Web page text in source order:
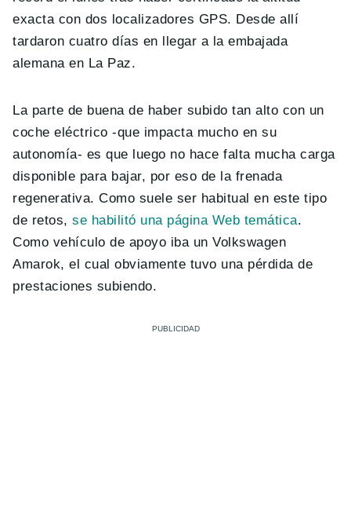
exacta con dos localizadores GPS. Desde allí
tardaron cuatro días en llegar a la embajada
alemana en La Paz.
La parte de buena de haber subido tan alto con un
coche eléctrico -que impacta mucho en su
autonomía- es que luego no hace falta mucha carga
disponible para bajar, por eso de la frenada
regenerativa. Como suele ser habitual en este tipo
de retos,se habilitó una página Web temática.
Como vehículo de apoyo iba un Volkswagen
Amarok, el cual obviamente tuvo una pérdida de
prestaciones subiendo.